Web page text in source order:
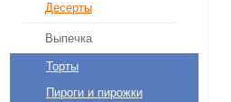
Десерты
Выпечка
Торты
Пироги и пирожки